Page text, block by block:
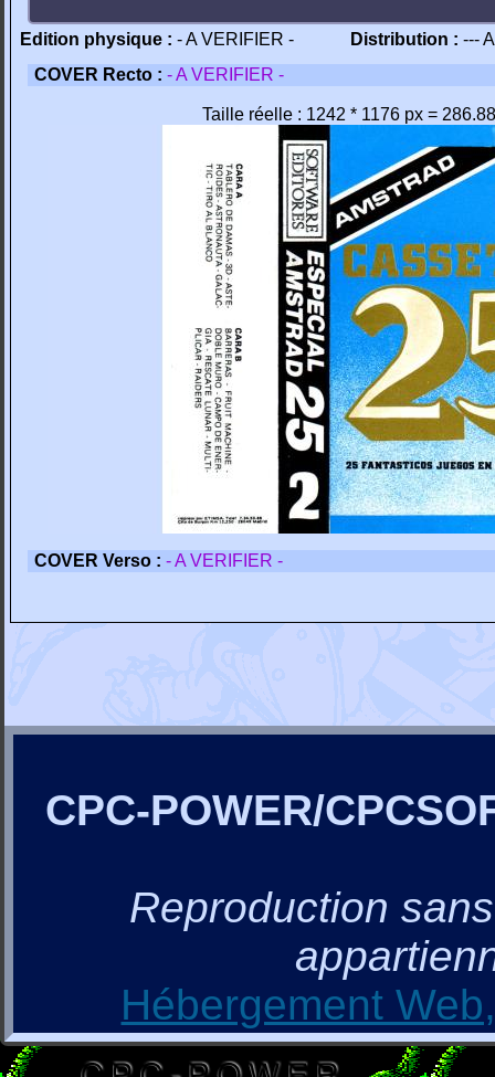
Edition physique : - A VERIFIER - Distribution : ---
COVER Recto : - A VERIFIER -
Taille réelle : 1242 * 1176 px =
COVER Verso : - A VERIFIER -
CPC-POWER/
Reproduction
Hébergement